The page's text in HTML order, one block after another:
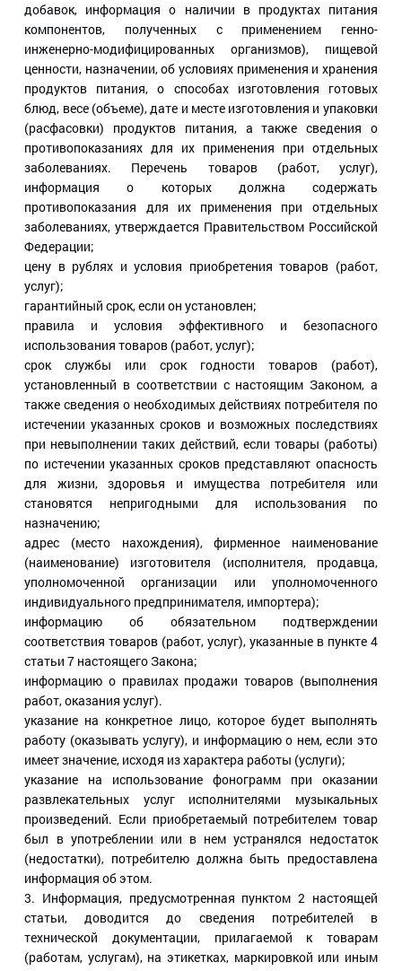
добавок, информация о наличии в продуктах питания
компонентов, полученных с применением генно-
инженерно-модифицированных организмов), пищевой
ценности, назначении, об условиях применения и хранения
продуктов питания, о способах изготовления готовых
блюд, весе (объеме), дате и месте изготовления и упаковки
(расфасовки) продуктов питания, а также сведения о
противопоказаниях для их применения при отдельных
заболеваниях. Перечень товаров (работ, услуг),
информация о которых должна содержать
противопоказания для их применения при отдельных
заболеваниях, утверждается Правительством Российской
Федерации;
цену в рублях и условия приобретения товаров (работ,
услуг);
гарантийный срок, если он установлен;
правила и условия эффективного и безопасного
использования товаров (работ, услуг);
срок службы или срок годности товаров (работ),
установленный в соответствии с настоящим Законом, а
также сведения о необходимых действиях потребителя по
истечении указанных сроков и возможных последствиях
при невыполнении таких действий, если товары (работы)
по истечении указанных сроков представляют опасность
для жизни, здоровья и имущества потребителя или
становятся непригодными для использования по
назначению;
адрес (место нахождения), фирменное наименование
(наименование) изготовителя (исполнителя, продавца,
уполномоченной организации или уполномоченного
индивидуального предпринимателя, импортера);
информацию об обязательном подтверждении
соответствия товаров (работ, услуг), указанные в пункте 4
статьи 7 настоящего Закона;
информацию о правилах продажи товаров (выполнения
работ, оказания услуг).
указание на конкретное лицо, которое будет выполнять
работу (оказывать услугу), и информацию о нем, если это
имеет значение, исходя из характера работы (услуги);
указание на использование фонограмм при оказании
развлекательных услуг исполнителями музыкальных
произведений. Если приобретаемый потребителем товар
был в употреблении или в нем устранялся недостаток
(недостатки), потребителю должна быть предоставлена
информация об этом.
3. Информация, предусмотренная пунктом 2 настоящей
статьи, доводится до сведения потребителей в
технической документации, прилагаемой к товарам
(работам, услугам), на этикетках, маркировкой или иным